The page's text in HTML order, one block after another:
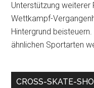
Unterstützung weiterer
Wettkampf-
Hintergrund
ähnlichen Sportarten
CROSS-SKATE-